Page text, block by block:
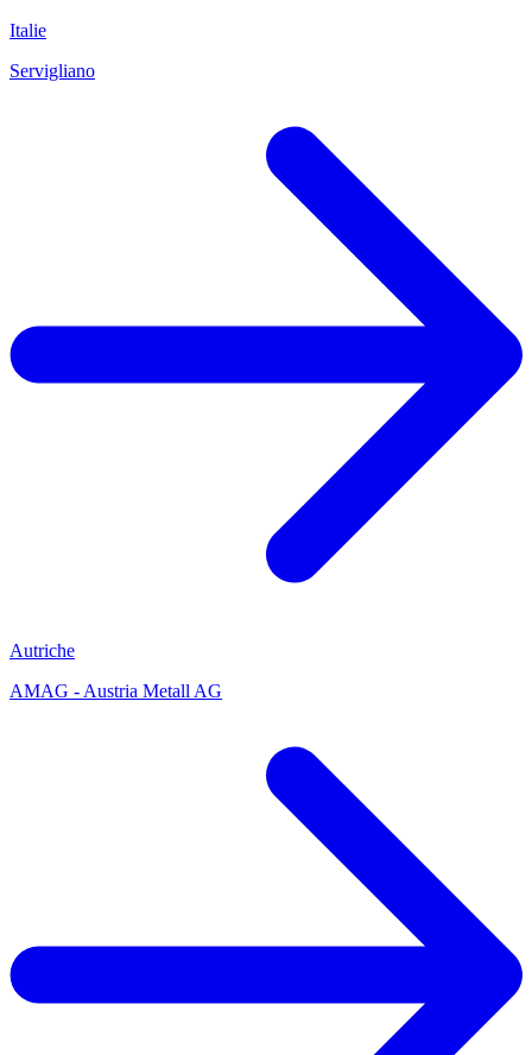
Italie
Servigliano
Autriche
AMAG - Austria Metall AG